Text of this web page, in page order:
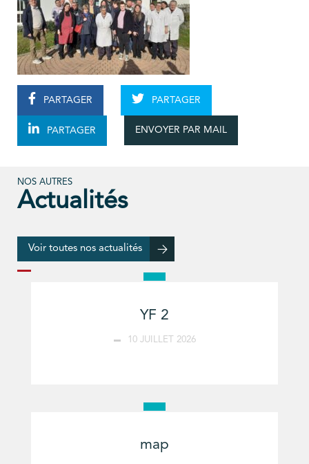
PARTAGER PARTAGER
PARTAGER ENVOYER PAR MAIL
NOS AUTRES
Actualités
Voir toutes nos actualités
YF 2
10 JUILLET 2026
map